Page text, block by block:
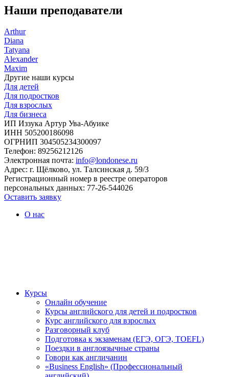
Наши преподаватели
Arthur
Diana
Tatyana
Alexander
Maxim
Другие наши курсы
Для детей
Для подростков
Для взрослых
Для бизнеса
ИП Иззука Артур Ува-Абуике
ИНН 505200186098
ОГРНИП 304505234300097
Телефон: 89256212126
Электронная почта: info@londonese.ru
Адрес: г. Щёлково, ул. Талсинская д. 59/3
Регистрационный номер в реестре операторов
персональных данных: 77-26-544026
Оставить заявку
О нас
Курсы
Онлайн обучение
Курсы английского для детей и подростков
Курс английского для взрослых
Разговорный клуб
Подготовка к экзаменам (ЕГЭ, ОГЭ, TOEFL)
Поездки в англоязычные страны
Говори как англичанин
«Business English» (Профессиональный